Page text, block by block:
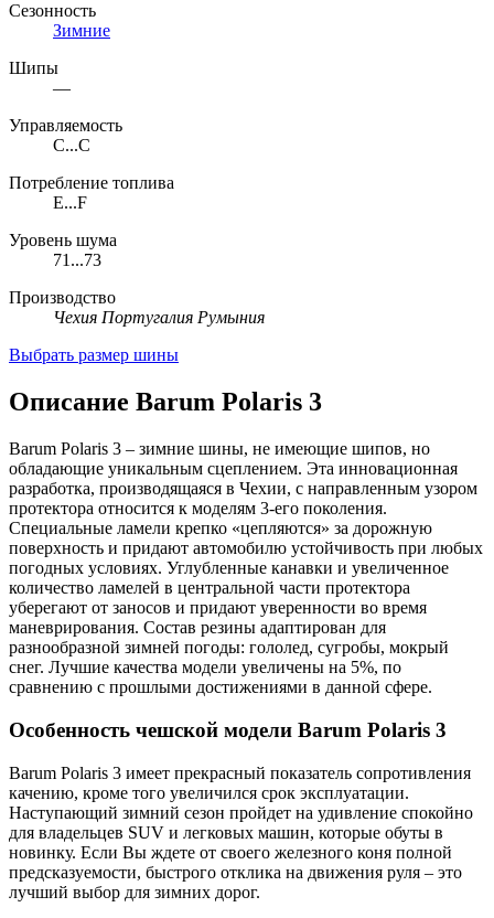
Сезонность
Зимние
Шипы
—
Управляемость
C...C
Потребление топлива
E...F
Уровень шума
71...73
Производство
Чехия Португалия Румыния
Выбрать размер шины
Описание Barum Polaris 3
Barum Polaris 3 – зимние шины, не имеющие шипов, но
обладающие уникальным сцеплением. Эта инновационная
разработка, производящаяся в Чехии, с направленным узором
протектора относится к моделям 3-его поколения.
Специальные ламели крепко «цепляются» за дорожную
поверхность и придают автомобилю устойчивость при любых
погодных условиях. Углубленные канавки и увеличенное
количество ламелей в центральной части протектора
уберегают от заносов и придают уверенности во время
маневрирования. Состав резины адаптирован для
разнообразной зимней погоды: гололед, сугробы, мокрый
снег. Лучшие качества модели увеличены на 5%, по
сравнению с прошлыми достижениями в данной сфере.
Особенность чешской модели Barum Polaris 3
Barum Polaris 3 имеет прекрасный показатель сопротивления
качению, кроме того увеличился срок эксплуатации.
Наступающий зимний сезон пройдет на удивление спокойно
для владельцев SUV и легковых машин, которые обуты в
новинку. Если Вы ждете от своего железного коня полной
предсказуемости, быстрого отклика на движения руля – это
лучший выбор для зимних дорог.